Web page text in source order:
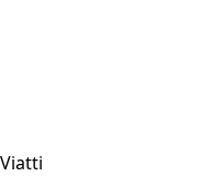
Viatti